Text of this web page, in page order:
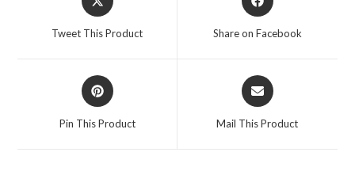
in
Tweet This Product
in
Share on Facebook
Opens
in
Pin This Product
Opens
in
Mail This Product